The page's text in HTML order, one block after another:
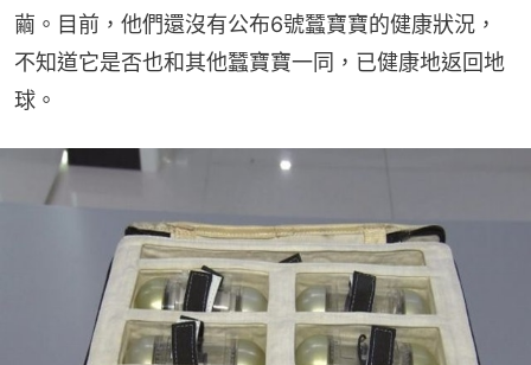
繭。目前，他們還沒有公布6號蠶寶寶的健康狀況，
不知道它是否也和其他蠶寶寶一同，已健康地返回地
球。